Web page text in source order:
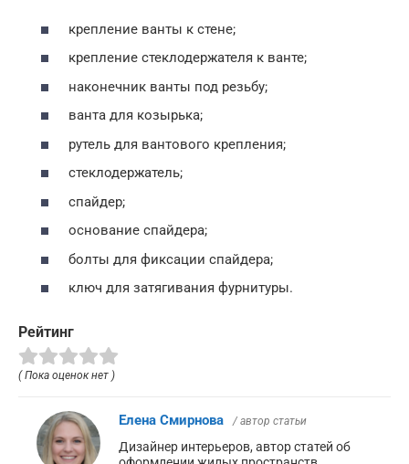
крепление ванты к стене;
крепление стеклодержателя к ванте;
наконечник ванты под резьбу;
ванта для козырька;
рутель для вантового крепления;
стеклодержатель;
спайдер;
основание спайдера;
болты для фиксации спайдера;
ключ для затягивания фурнитуры.
Рейтинг
( Пока оценок нет )
Елена Смирнова / автор статьи
Дизайнер интерьеров, автор статей об